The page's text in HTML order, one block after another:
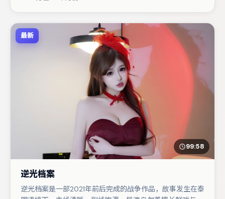
最新
99:58
逆光档案
逆光档案是一部2021年前后完成的战争作品，故事发生在泰